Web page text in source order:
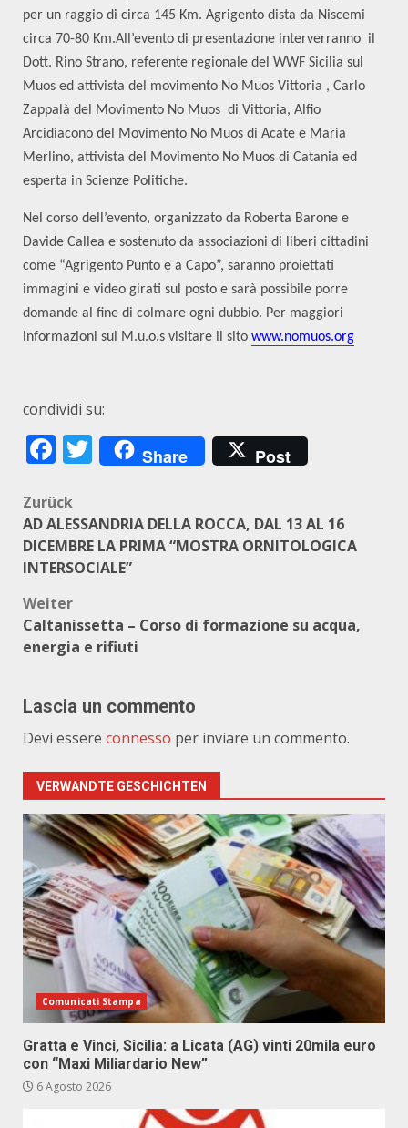
per un raggio di circa 145 Km. Agrigento dista da Niscemi
circa 70-80 Km.All’evento di presentazione interverranno il
Dott. Rino Strano, referente regionale del WWF Sicilia sul
Muos ed attivista del movimento No Muos Vittoria , Carlo
Zappalà del Movimento No Muos di Vittoria, Alfio
Arcidiacono del Movimento No Muos di Acate e Maria
Merlino, attivista del Movimento No Muos di Catania ed
esperta in Scienze Politiche.
Nel corso dell’evento, organizzato da Roberta Barone e
Davide Callea e sostenuto da associazioni di liberi cittadini
come “Agrigento Punto e a Capo”, saranno proiettati
immagini e video girati sul posto e sarà possibile porre
domande al fine di colmare ogni dubbio. Per maggiori
informazioni sul M.u.o.s visitare il sito www.nomuos.org
condividi su:
Facebook
Twitter
Share Post
Beitragsnavigation
Zurück
AD ALESSANDRIA DELLA ROCCA, DAL 13 AL 16
DICEMBRE LA PRIMA “MOSTRA ORNITOLOGICA
INTERSOCIALE”
Weiter
Caltanissetta – Corso di formazione su acqua,
energia e rifiuti
Lascia un commento
Devi essere connesso per inviare un commento.
VERWANDTE GESCHICHTEN
Comunicati Stampa
Gratta e Vinci, Sicilia: a Licata (AG) vinti 20mila euro
con “Maxi Miliardario New”
6 Agosto 2026